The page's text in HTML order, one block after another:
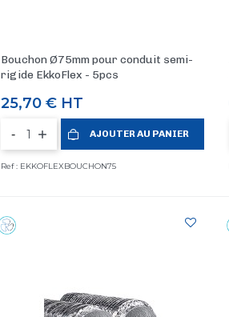
Bouchon Ø75mm pour conduit semi-
rigide EkkoFlex - 5pcs
Prix
25,70 €HT
- AJOUTER AU PANIER
Ref : EKKOFLEXBOUCHON75